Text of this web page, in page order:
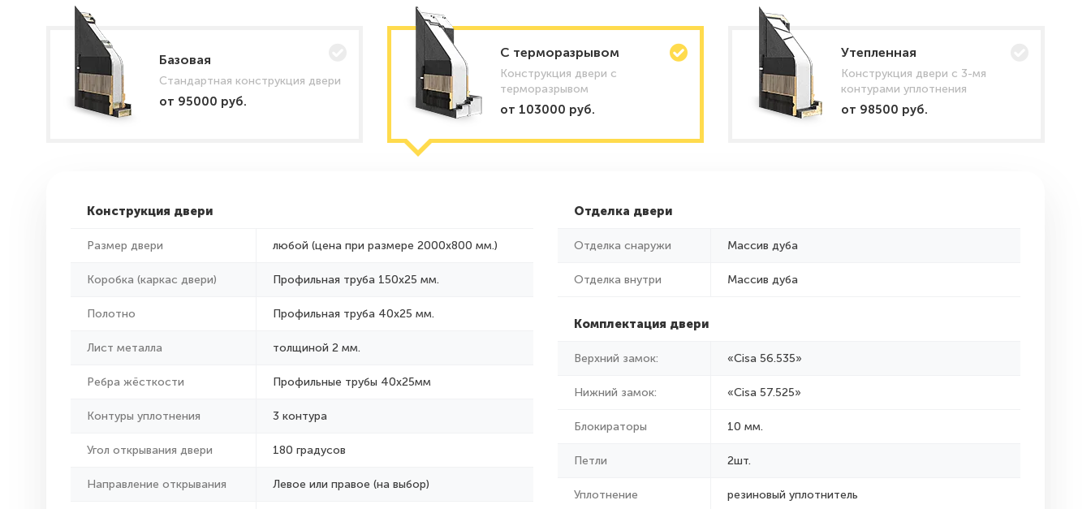
Базовая
Стандартная конструкция двери
от 95000 руб.
C терморазрывом
Конструкция двери с
терморазрывом
от 103000 руб.
Утепленная
Конструкция двери с 3-мя
контурами уплотнения
от 98500 руб.
Конструкция двери
Размер двери любой (цена при размере 2000x800 мм.)
Коробка (каркас двери) Профильная труба 150х25 мм.
Полотно Профильная труба 40х25 мм.
Лист металла толщиной 2 мм.
Ребра жёсткости Профильные трубы 40х25мм
Контуры уплотнения 3 контура
Угол открывания двери 180 градусов
Направление открывания Левое или правое (на выбор)
Отделка двери
Отделка снаружи Массив дуба
Отделка внутри Массив дуба
Комплектация двери
Верхний замок: «Cisa 56.535»
Нижний замок: «Cisa 57.525»
Блокираторы 10 мм.
Петли 2шт.
Уплотнение резиновый уплотнитель